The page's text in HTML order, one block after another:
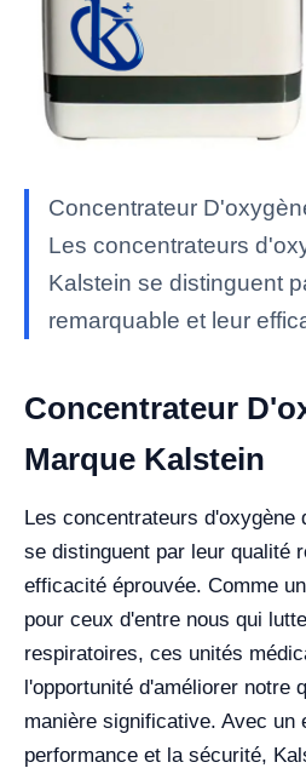
Concentrateur
Les concentrateurs
Kalstein se distinguent
remarquable et leur
Concentrateur
Marque Kalstein
Les concentrateurs d'oxygène
se distinguent par leur qualité
efficacité éprouvée. Comme
pour ceux d'entre nous qui
respiratoires, ces unités
l'opportunité d'améliorer notre
manière significative. Avec un
performance et la sécurité,